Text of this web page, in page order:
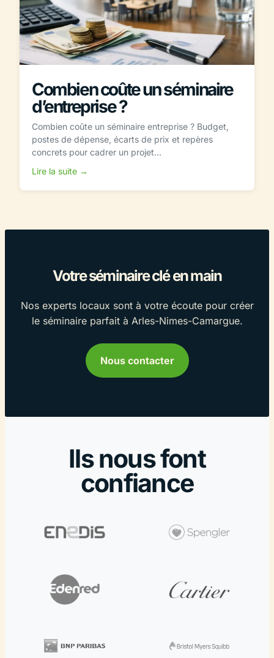
Combien coûte un séminaire
d’entreprise ?
Combien coûte un séminaire entreprise ? Budget,
postes de dépense, écarts de prix et repères
concrets pour cadrer un projet...
Lire la suite →
Votre séminaire clé en main
Nos experts locaux sont à votre écoute pour créer
le séminaire parfait à Arles-Nimes-Camargue.
Nous contacter
Ils nous font
confiance